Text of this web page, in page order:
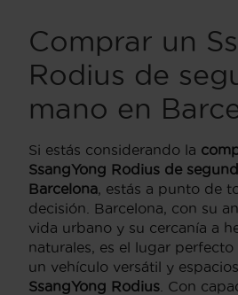
Comprar un
Rodius de
mano en
Si estás considerando la
SsangYong Rodius de
Barcelona, estás a punto de
decisión. Barcelona, con su
vida urbano y su cercanía a
naturales, es el lugar
un vehículo versátil y
SsangYong Rodius . Con